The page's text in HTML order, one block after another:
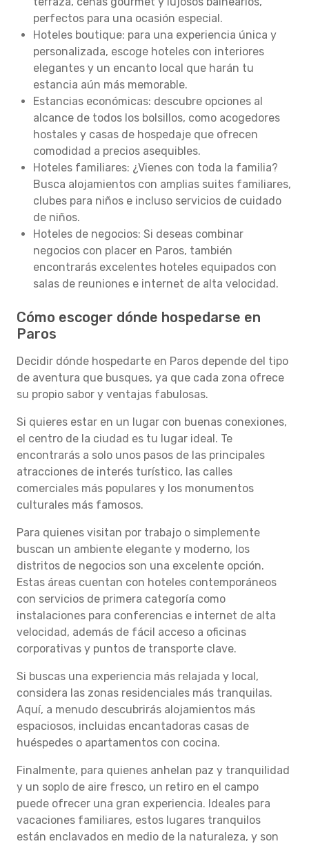
perfectos para una ocasión especial.
Hoteles boutique: para una experiencia única y
personalizada, escoge hoteles con interiores
elegantes y un encanto local que harán tu
estancia aún más memorable.
Estancias económicas: descubre opciones al
alcance de todos los bolsillos, como acogedores
hostales y casas de hospedaje que ofrecen
comodidad a precios asequibles.
Hoteles familiares: ¿Vienes con toda la familia?
Busca alojamientos con amplias suites familiares,
clubes para niños e incluso servicios de cuidado
de niños.
Hoteles de negocios: Si deseas combinar
negocios con placer en Paros, también
encontrarás excelentes hoteles equipados con
salas de reuniones e internet de alta velocidad.
Cómo escoger dónde hospedarse en
Paros
Decidir dónde hospedarte en Paros depende del tipo
de aventura que busques, ya que cada zona ofrece
su propio sabor y ventajas fabulosas.
Si quieres estar en un lugar con buenas conexiones,
el centro de la ciudad es tu lugar ideal. Te
encontrarás a solo unos pasos de las principales
atracciones de interés turístico, las calles
comerciales más populares y los monumentos
culturales más famosos.
Para quienes visitan por trabajo o simplemente
buscan un ambiente elegante y moderno, los
distritos de negocios son una excelente opción.
Estas áreas cuentan con hoteles contemporáneos
con servicios de primera categoría como
instalaciones para conferencias e internet de alta
velocidad, además de fácil acceso a oficinas
corporativas y puntos de transporte clave.
Si buscas una experiencia más relajada y local,
considera las zonas residenciales más tranquilas.
Aquí, a menudo descubrirás alojamientos más
espaciosos, incluidas encantadoras casas de
huéspedes o apartamentos con cocina.
Finalmente, para quienes anhelan paz y tranquilidad
y un soplo de aire fresco, un retiro en el campo
puede ofrecer una gran experiencia. Ideales para
vacaciones familiares, estos lugares tranquilos
están enclavados en medio de la naturaleza, y son